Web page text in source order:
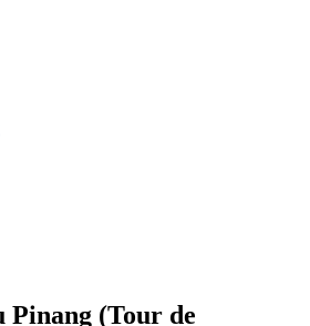
(Tour de